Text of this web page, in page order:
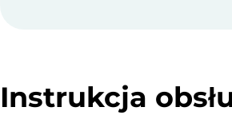
Instrukcja